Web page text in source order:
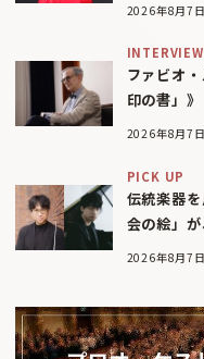
2026年8月7日
INTERVIEW
ファビオ
印の書」》
2026年8月7日
PICK UP
伝統楽器
会の絵」
2026年8月7日